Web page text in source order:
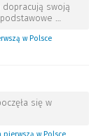
dopracują swoją
…
w Polsce
się w